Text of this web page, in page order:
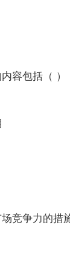
包括（ ）
争力的措施